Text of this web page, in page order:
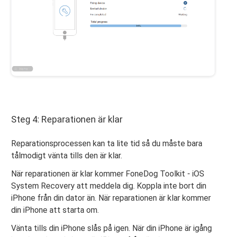
Steg 4: Reparationen är klar
Reparationsprocessen kan ta lite tid så du måste bara
tålmodigt vänta tills den är klar.
När reparationen är klar kommer FoneDog Toolkit - iOS
System Recovery att meddela dig. Koppla inte bort din
iPhone från din dator än. När reparationen är klar kommer
din iPhone att starta om.
Vänta tills din iPhone slås på igen. När din iPhone är igång